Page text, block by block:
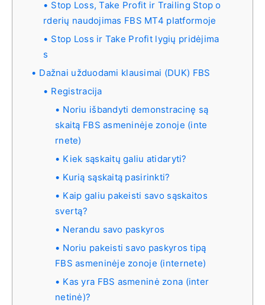
Stop Loss, Take Profit ir Trailing Stop o
rderių naudojimas FBS MT4 platformoje
Stop Loss ir Take Profit lygių pridėjima
s
Dažnai užduodami klausimai (DUK) FBS
Registracija
Noriu išbandyti demonstracinę są
skaitą FBS asmeninėje zonoje (inte
rnete)
Kiek sąskaitų galiu atidaryti?
Kurią sąskaitą pasirinkti?
Kaip galiu pakeisti savo sąskaitos
svertą?
Nerandu savo paskyros
Noriu pakeisti savo paskyros tipą
FBS asmeninėje zonoje (internete)
Kas yra FBS asmeninė zona (inter
netinė)?